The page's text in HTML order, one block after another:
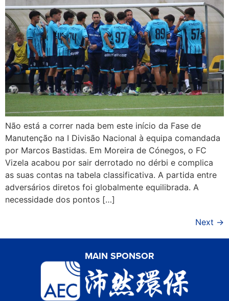
Não está a correr nada bem este início da Fase de
Manutenção na I Divisão Nacional à equipa comandada
por Marcos Bastidas. Em Moreira de Cónegos, o FC
Vizela acabou por sair derrotado no dérbi e complica
as suas contas na tabela classificativa. A partida entre
adversários diretos foi globalmente equilibrada. A
necessidade dos pontos […]
Next →
MAIN SPONSOR